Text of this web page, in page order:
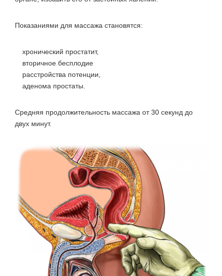
Показаниями для массажа становятся:
хронический простатит,
вторичное бесплодие
расстройства потенции,
аденома простаты.
Средняя продолжительность массажа от 30 секунд до
двух минут.